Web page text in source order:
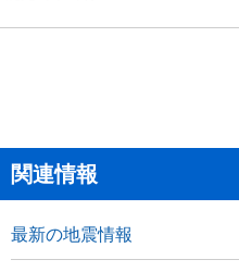
関連情報
最新の地震情報